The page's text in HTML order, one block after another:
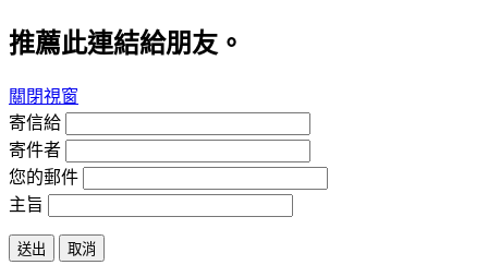
推薦此連結給朋友。
關閉視窗
寄信給
寄件者
您的郵件
主旨
送出 取消